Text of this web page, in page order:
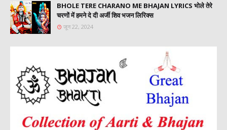
BHOLE TERE CHARANO ME BHAJAN LYRICS भोले तेरे
चरणों में हमने दे दी अर्जी शिव भजन लिरिक्स
जून 22, 2024